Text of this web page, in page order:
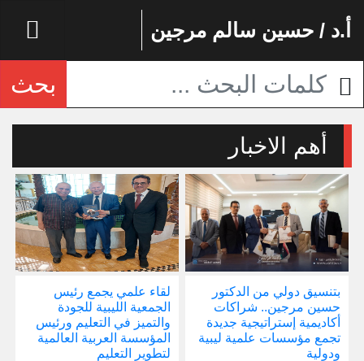
أ.د / حسين سالم مرجين
بحث
أهم الاخبار
بتنسيق دولي من الدكتور
حسين مرجين.. شراكات
أكاديمية إستراتيجية جديدة
تجمع مؤسسات علمية ليبية
ودولية
لقاء علمي يجمع رئيس
الجمعية الليبية للجودة
والتميز في التعليم ورئيس
المؤسسة العربية العالمية
لتطوير التعليم